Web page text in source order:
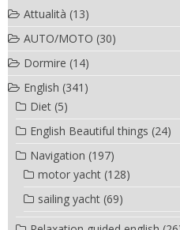
Attualità (13)
AUTO/MOTO (30)
Dormire (14)
English (341)
Diet (5)
English Beautiful things (24)
Navigation (197)
motor yacht (128)
sailing yacht (69)